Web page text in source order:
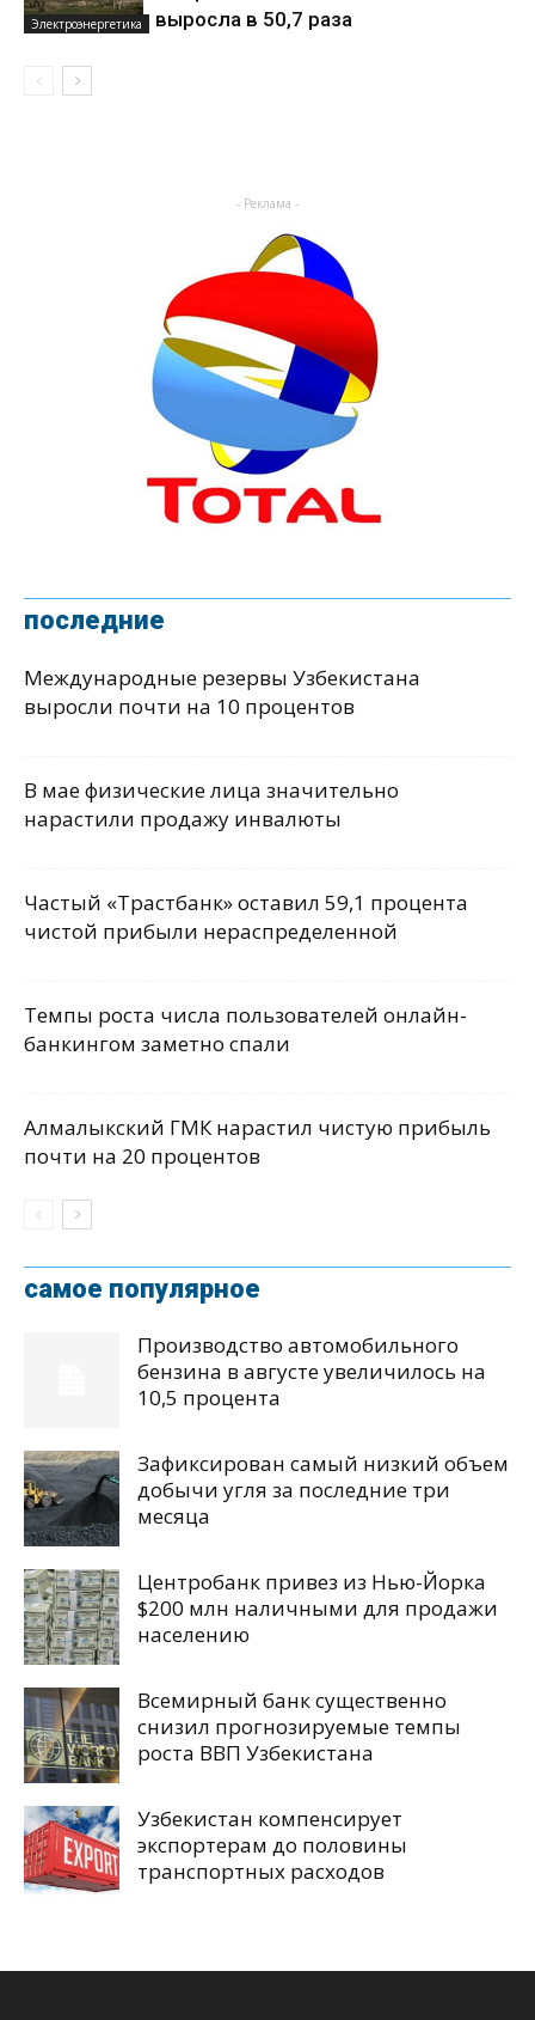
Электроэнергетика
выросла в 50,7 раза
- Реклама -
последние
Международные резервы Узбекистана
выросли почти на 10 процентов
В мае физические лица значительно
нарастили продажу инвалюты
Частый «Трастбанк» оставил 59,1 процента
чистой прибыли нераспределенной
Темпы роста числа пользователей онлайн-
банкингом заметно спали
Алмалыкский ГМК нарастил чистую прибыль
почти на 20 процентов
самое популярное
Производство автомобильного
бензина в августе увеличилось на
10,5 процента
Зафиксирован самый низкий объем
добычи угля за последние три
месяца
Центробанк привез из Нью-Йорка
$200 млн наличными для продажи
населению
Всемирный банк существенно
снизил прогнозируемые темпы
роста ВВП Узбекистана
Узбекистан компенсирует
экспортерам до половины
транспортных расходов